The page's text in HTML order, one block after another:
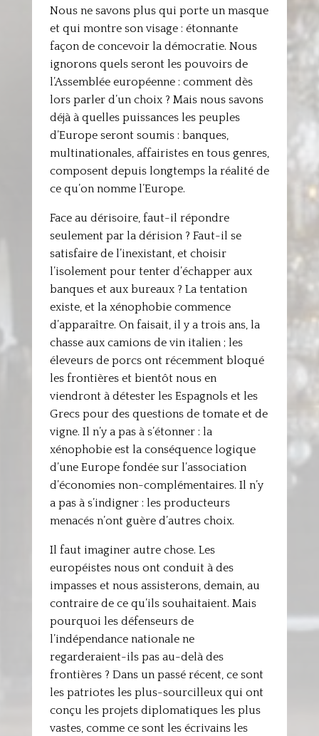
Nous ne savons plus qui porte un masque
et qui montre son visage : étonnante
façon de concevoir la démocratie. Nous
ignorons quels seront les pouvoirs de
l’Assemblée européenne : comment dès
lors parler d’un choix ? Mais nous savons
déjà à quelles puissances les peuples
d’Europe seront soumis : banques,
multinationales, affairistes en tous genres,
composent depuis longtemps la réalité de
ce qu’on nomme l’Europe.
Face au dérisoire, faut-il répondre
seulement par la dérision ? Faut-il se
satisfaire de l’inexistant, et choisir
l’isolement pour tenter d’échapper aux
banques et aux bureaux ? La tentation
existe, et la xénophobie commence
d’apparaître. On faisait, il y a trois ans, la
chasse aux camions de vin italien ; les
éleveurs de porcs ont récemment bloqué
les frontières et bientôt nous en
viendront à détester les Espagnols et les
Grecs pour des questions de tomate et de
vigne. Il n’y a pas à s’étonner : la
xénophobie est la conséquence logique
d’une Europe fondée sur l’association
d’économies non-complémentaires. Il n’y
a pas à s’indigner : les producteurs
menacés n’ont guère d’autres choix.
Il faut imaginer autre chose. Les
européistes nous ont conduit à des
impasses et nous assisterons, demain, au
contraire de ce qu’ils souhaitaient. Mais
pourquoi les défenseurs de
l’indépendance nationale ne
regarderaient-ils pas au-delà des
frontières ? Dans un passé récent, ce sont
les patriotes les plus-sourcilleux qui ont
conçu les projets diplomatiques les plus
vastes, comme ce sont les écrivains les